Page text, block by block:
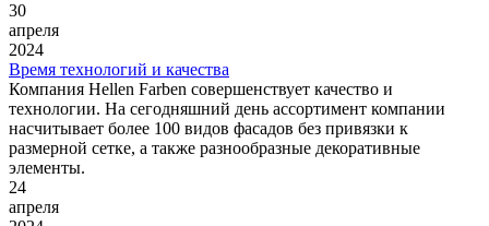
30
апреля
2024
Время технологий и качества
Компания Hellen Farben совершенствует качество и
технологии. На сегодняшний день ассортимент компании
насчитывает более 100 видов фасадов без привязки к
размерной сетке, а также разнообразные декоративные
элементы.
24
апреля